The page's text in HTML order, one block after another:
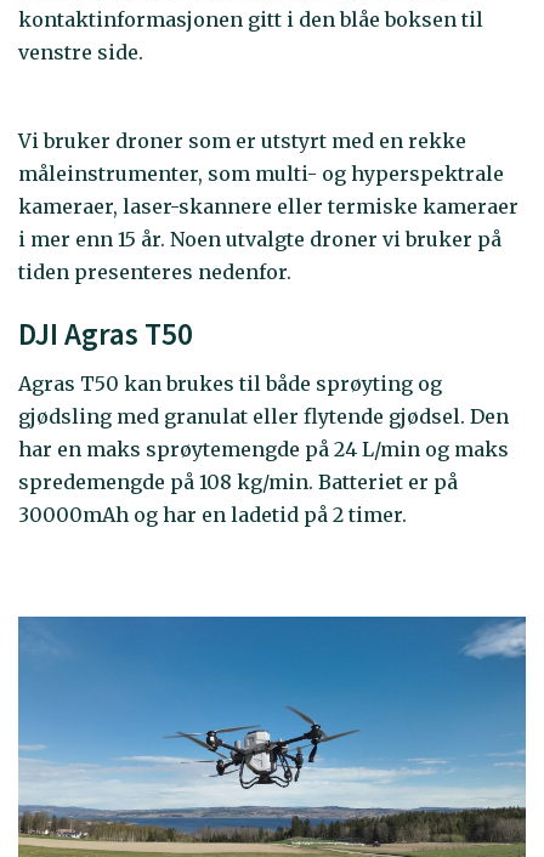
kontaktinformasjonen gitt i den blåe boksen til
venstre side.
Vi bruker droner som er utstyrt med en rekke
måleinstrumenter, som multi- og hyperspektrale
kameraer, laser-skannere eller termiske kameraer
i mer enn 15 år. Noen utvalgte droner vi bruker på
tiden presenteres nedenfor.
DJI Agras T50
Agras T50 kan brukes til både sprøyting og
gjødsling med granulat eller flytende gjødsel. Den
har en maks sprøytemengde på 24 L/min og maks
spredemengde på 108 kg/min. Batteriet er på
30000mAh og har en ladetid på 2 timer.